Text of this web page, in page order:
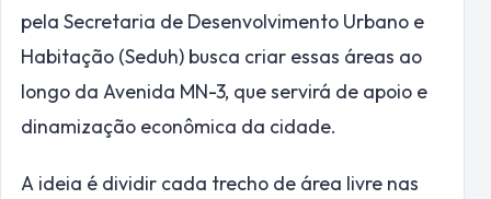
pela Secretaria de Desenvolvimento Urbano e
Habitação (Seduh) busca criar essas áreas ao
longo da Avenida MN-3, que servirá de apoio e
dinamização econômica da cidade.
A ideia é dividir cada trecho de área livre nas